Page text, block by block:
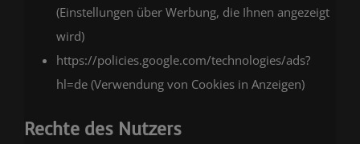
(Einstellungen über Werbung, die Ihnen angezeigt
wird)
https://policies.google.com/technologies/ads?
hl=de (Verwendung von Cookies in Anzeigen)
Rechte des Nutzers